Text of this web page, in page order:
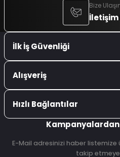
Bize
İlk İş Güvenliği
Alışveriş
Hızlı Bağlantılar
E-Mail adresinizi haber
takip etmeye